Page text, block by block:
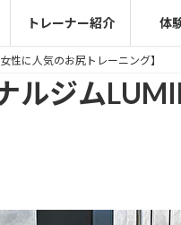
トレーナー紹介 体
性に人気のお尻トレーニング】
ルジム